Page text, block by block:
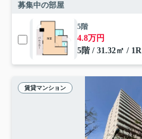
募集中の部屋
5階
4.8万円
5階 / 31.32㎡ / 1R
賃貸マンション